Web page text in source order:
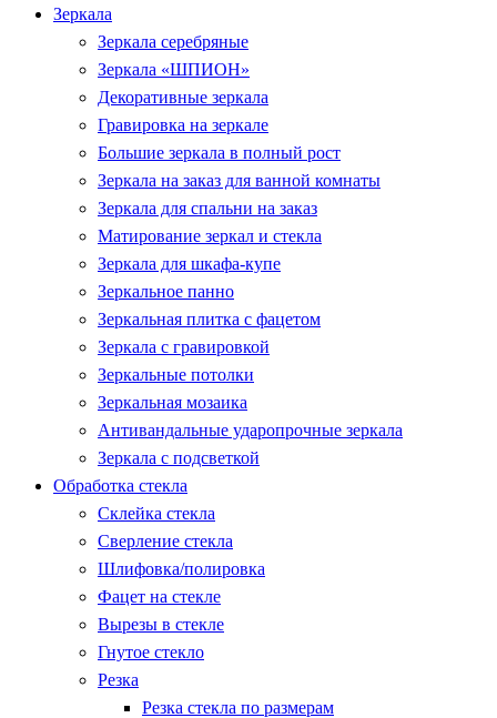
Зеркала
Зеркала серебряные
Зеркала «ШПИОН»
Декоративные зеркала
Гравировка на зеркале
Большие зеркала в полный рост
Зеркала на заказ для ванной комнаты
Зеркала для спальни на заказ
Матирование зеркал и стекла
Зеркала для шкафа-купе
Зеркальное панно
Зеркальная плитка с фацетом
Зеркала с гравировкой
Зеркальные потолки
Зеркальная мозаика
Антивандальные ударопрочные зеркала
Зеркала с подсветкой
Обработка стекла
Склейка стекла
Сверление стекла
Шлифовка/полировка
Фацет на стекле
Вырезы в стекле
Гнутое стекло
Резка
Резка стекла по размерам